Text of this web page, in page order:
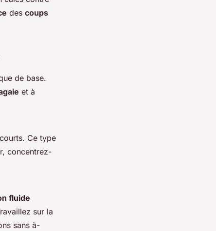
des coups
de base.
et à
Ce type
concentrez-
fluide
sur la
sans à-